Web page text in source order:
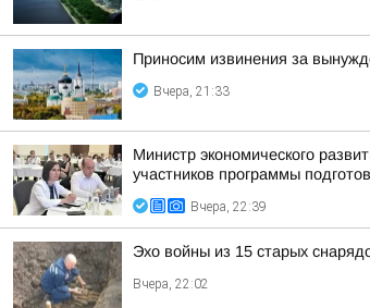
Приносим извинения за
Вчера, 21:33
Министр экономического
участников программы
Вчера, 22:39
Эхо войны из 15 старых
Вчера, 22:02